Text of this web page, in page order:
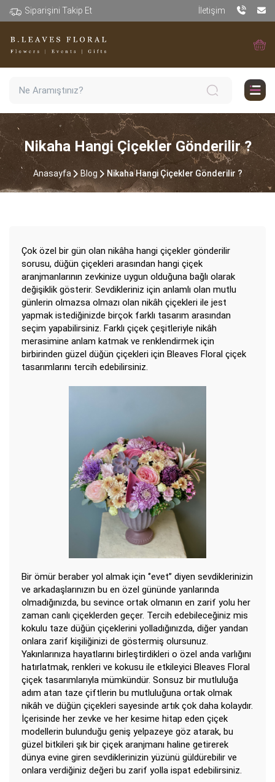
Siparişini Takip Et İletişim
Nikaha Hangi Çiçekler Gönderilir ?
Anasayfa Blog Nikaha Hangi Çiçekler Gönderilir ?
Çok özel bir gün olan nikâha hangi çiçekler gönderilir
sorusu, düğün çiçekleri arasından hangi çiçek
aranjmanlarının zevkinize uygun olduğuna bağlı olarak
değişiklik gösterir. Sevdikleriniz için anlamlı olan mutlu
günlerin olmazsa olmazı olan nikâh çiçekleri ile jest
yapmak istediğinizde birçok farklı tasarım arasından
seçim yapabilirsiniz. Farklı çiçek çeşitleriyle nikâh
merasimine anlam katmak ve renklendirmek için
birbirinden güzel düğün çiçekleri için Bleaves Floral çiçek
tasarımlarını tercih edebilirsiniz.
Bir ömür beraber yol almak için ‘’evet’’ diyen sevdiklerinizin
ve arkadaşlarınızın bu en özel gününde yanlarında
olmadığınızda, bu sevince ortak olmanın en zarif yolu her
zaman canlı çiçeklerden geçer. Tercih edebileceğiniz mis
kokulu taze düğün çiçeklerini yolladığınızda, diğer yandan
onlara zarif kişiliğinizi de göstermiş olursunuz.
Yakınlarınıza hayatlarını birleştirdikleri o özel anda varlığını
hatırlatmak, renkleri ve kokusu ile etkileyici Bleaves Floral
çiçek tasarımlarıyla mümkündür. Sonsuz bir mutluluğa
adım atan taze çiftlerin bu mutluluğuna ortak olmak
nikâh ve düğün çiçekleri sayesinde artık çok daha kolaydır.
İçerisinde her zevke ve her kesime hitap eden çiçek
modellerin bulunduğu geniş yelpazeye göz atarak, bu
güzel bitkileri şık bir çiçek aranjmanı haline getirerek
dünya evine giren sevdiklerinizin yüzünü güldürebilir ve
onlara verdiğiniz değeri bu zarif yolla ispat edebilirsiniz.